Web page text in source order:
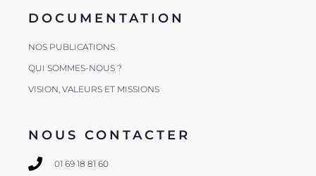
DOCUMENTATION
NOS PUBLICATIONS
QUI SOMMES-NOUS ?
VISION, VALEURS ET MISSIONS
NOUS CONTACTER
01 69 18 81 60